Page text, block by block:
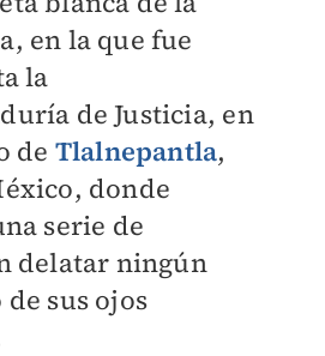
en la que fue
la
de Justicia, en
de Tlalnepantla,
donde
serie de
delatar ningún
sus ojos